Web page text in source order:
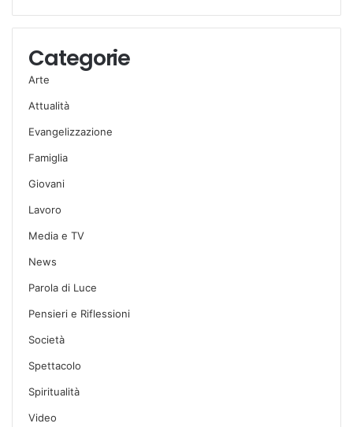
Categorie
Arte
Attualità
Evangelizzazione
Famiglia
Giovani
Lavoro
Media e TV
News
Parola di Luce
Pensieri e Riflessioni
Società
Spettacolo
Spiritualità
Video